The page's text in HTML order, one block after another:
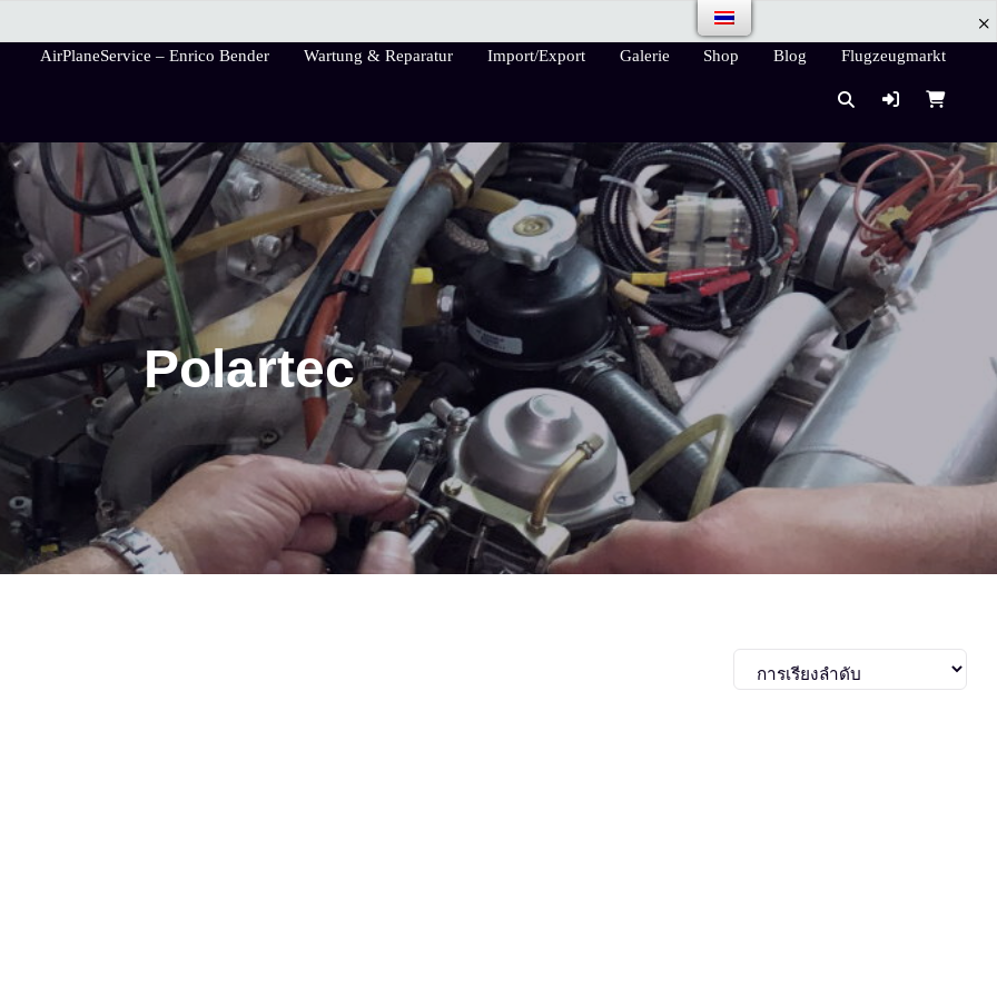
AirPlaneService – Enrico Bender Wartung & Reparatur Import/Export Galerie Shop Blog Flugzeugmarkt
Polartec